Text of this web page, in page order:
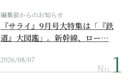
編集部からのお知らせ
『サライ』9月号大特集は「『鉄
道』大図鑑」。新幹線、ロー…
2026/08/07
No.